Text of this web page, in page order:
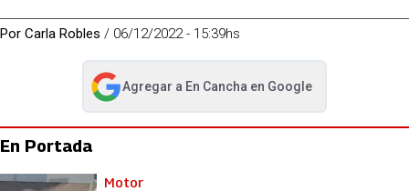
Por Carla Robles / 06/12/2022 - 15:39hs
Agregar a En Cancha en Google
abre en nueva pestaña
En Portada
Motor